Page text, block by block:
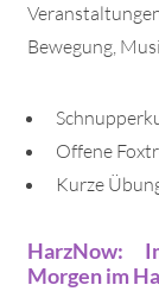
Bewegung,
Offene
Kurze
HarzNow:
Morgen im